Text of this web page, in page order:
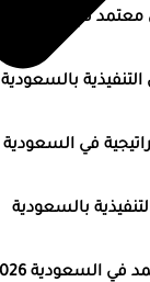
في السعودية
التنفيذية بالسعودية
في السعودية
بالسعودية
السعودية 2026